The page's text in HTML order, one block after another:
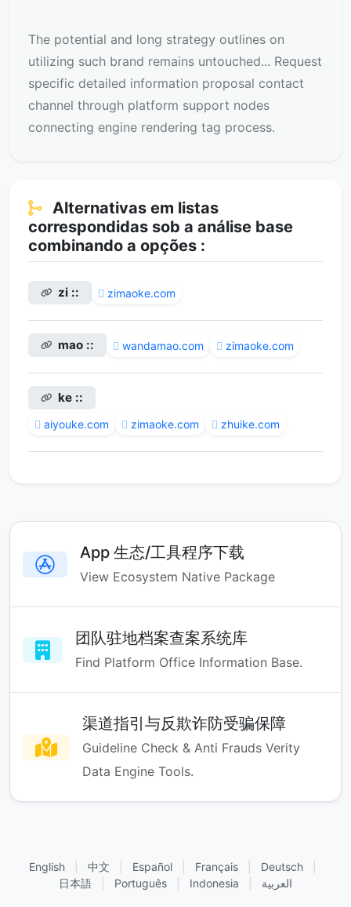
The potential and long strategy outlines on
utilizing such brand remains untouched... Request
specific detailed information proposal contact
channel through platform support nodes
connecting engine rendering tag process.
Alternativas em listas
correspondidas sob a análise base
combinando a opções :
zi :: zimaoke.com
mao :: wandamao.com zimaoke.com
ke ::
aiyouke.com zimaoke.com zhuike.com
App 生态/工具程序下载
View Ecosystem Native Package
团队驻地档案查案系统库
Find Platform Office Information Base.
渠道指引与反欺诈防受骗保障
Guideline Check & Anti Frauds Verity
Data Engine Tools.
English 中文 Español Français Deutsch
日本語
Português Indonesia العربية